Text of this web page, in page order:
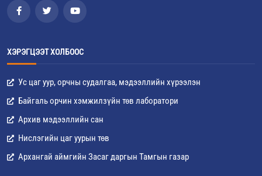
ХЭРЭГЦЭЭТ ХОЛБООС
Ус цаг уур, орчны судалгаа, мэдээллийн хүрээлэн
Байгаль орчин хэмжилзүйн төв лаборатори
Архив мэдээллийн сан
Нислэгийн цаг уурын төв
Архангай аймгийн Засаг даргын Тамгын газар